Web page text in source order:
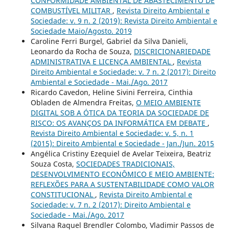
COMBUSTÍVEL MILITAR , Revista Direito Ambiental e
Sociedade: v. 9 n. 2 (2019): Revista Direito Ambiental e
Sociedade Maio/Agosto. 2019
Caroline Ferri Burgel, Gabriel da Silva Danieli,
Leonardo da Rocha de Souza, DISCRICIONARIEDADE
ADMINISTRATIVA E LICENÇA AMBIENTAL , Revista
Direito Ambiental e Sociedade: v. 7 n. 2 (2017): Direito
Ambiental e Sociedade - Mai./Ago. 2017
Ricardo Cavedon, Heline Sivini Ferreira, Cinthia
Obladen de Almendra Freitas, O MEIO AMBIENTE
DIGITAL SOB A ÓTICA DA TEORIA DA SOCIEDADE DE
RISCO: OS AVANÇOS DA INFORMÁTICA EM DEBATE ,
Revista Direito Ambiental e Sociedade: v. 5, n. 1
(2015): Direito Ambiental e Sociedade - Jan./Jun. 2015
Angélica Cristiny Ezequiel de Avelar Teixeira, Beatriz
Souza Costa, SOCIEDADES TRADICIONAIS,
DESENVOLVIMENTO ECONÔMICO E MEIO AMBIENTE:
REFLEXÕES PARA A SUSTENTABILIDADE COMO VALOR
CONSTITUCIONAL , Revista Direito Ambiental e
Sociedade: v. 7 n. 2 (2017): Direito Ambiental e
Sociedade - Mai./Ago. 2017
Silvana Raquel Brendler Colombo, Vladimir Passos de